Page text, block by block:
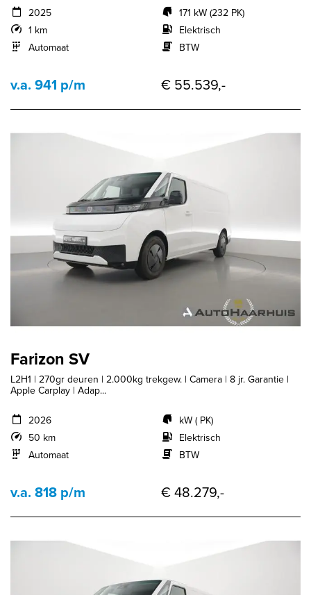
2025
1 km
Automaat
171 kW (232 PK)
Elektrisch
BTW
v.a. 941 p/m € 55.539,-
Farizon SV
L2H1 | 270gr deuren | 2.000kg trekgew. | Camera | 8 jr. Garantie |
Apple Carplay | Adap...
2026
50 km
Automaat
kW ( PK)
Elektrisch
BTW
v.a. 818 p/m € 48.279,-